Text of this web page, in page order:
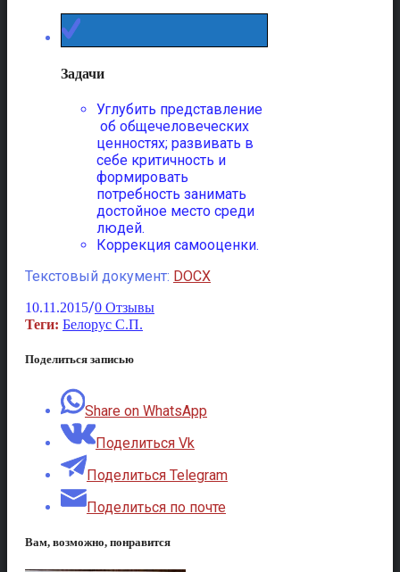
Задачи
Углубить представление
об общечеловеческих
ценностях; развивать в
себе критичность и
формировать
потребность занимать
достойное место среди
людей.
Коррекция самооценки.
Текстовый документ: DOCX
10.11.2015/0 Отзывы
Теги: Белорус С.П.
Поделиться записью
Share on WhatsApp
Поделиться Vk
Поделиться Telegram
Поделиться по почте
Вам, возможно, понравится